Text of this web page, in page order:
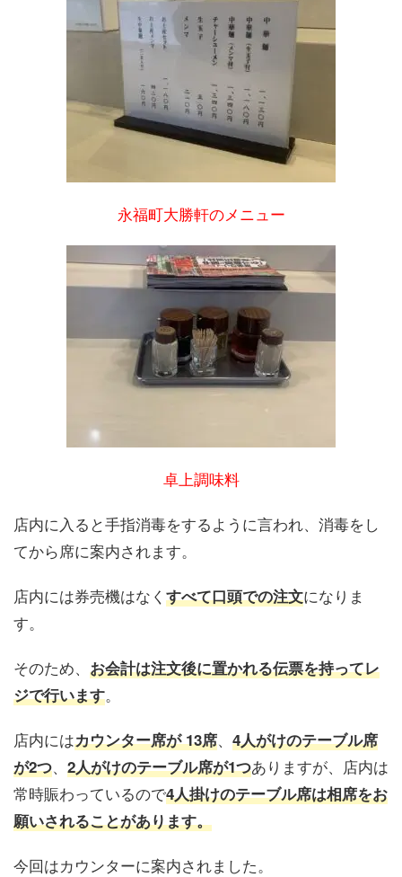
永福町大勝軒のメニュー
卓上調味料
店内に入ると手指消毒をするように言われ、消毒をし
てから席に案内されます。
店内には券売機はなく すべて口頭での注文になりま
す。
そのため、 お会計は注文後に置かれる伝票を持ってレ
ジで行います。
店内にはカウンター席が 13席、 4人がけのテーブル席
が2つ、 2人がけのテーブル席が1つありますが、店内は
常時賑わっているので4人掛けのテーブル席は相席をお
願いされることがあります。
今回はカウンターに案内されました。